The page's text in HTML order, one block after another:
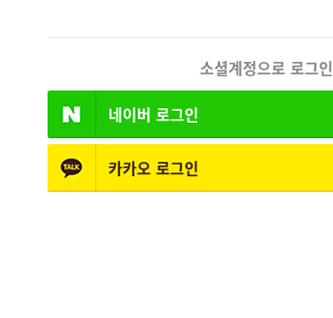
소셜계정으로 로그인
네이버 로그인
카카오 로그인